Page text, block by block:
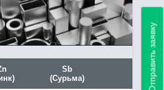
Sb
(Сурьма)
Отправить заявку